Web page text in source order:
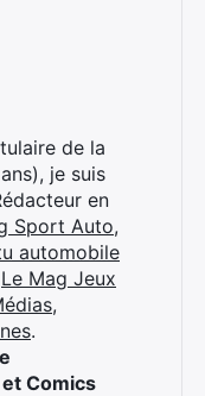
de la
je suis
en
Sport Auto,
automobile
Le Mag Jeux
.
Comics